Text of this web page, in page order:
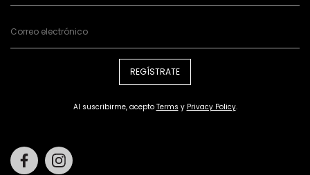
REGÍSTRATE
Al suscribirme, acepto Terms y Privacy Policy.
Facebook